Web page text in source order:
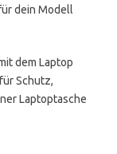
dein Modell
dem Laptop
Schutz,
Laptoptasche